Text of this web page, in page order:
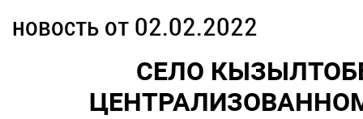
новость от 02.02.2022
СЕЛО